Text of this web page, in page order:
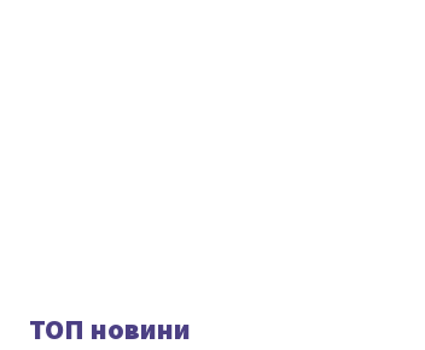
ТОП новини